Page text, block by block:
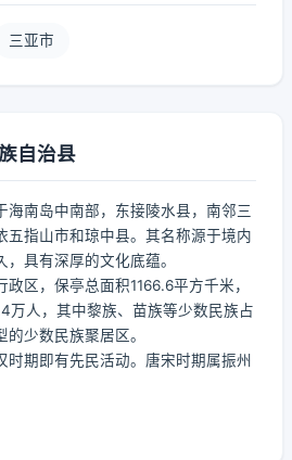
三亚市
自治县
海南岛中南部，东接陵水县，南邻三
五指山市和琼中县。其名称源于境内
具有深厚的文化底蕴。
区，保亭总面积1166.6平方千米，
万人，其中黎族、苗族等少数民族占
少数民族聚居区。
时期即有先民活动。唐宋时期属振州